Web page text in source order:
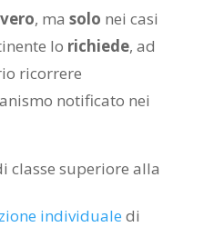
vero, ma solo nei casi
lo richiede, ad
ricorrere
notificato nei
classe superiore alla
individuale di